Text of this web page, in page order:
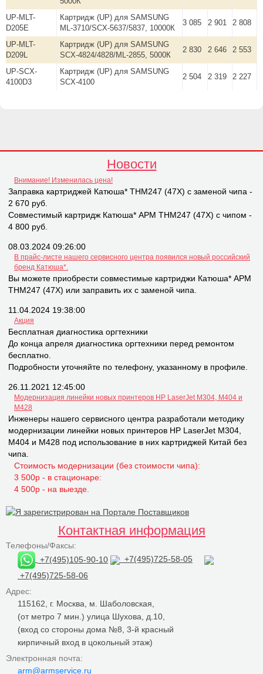
UP-MLT-
D205E
Картридж (UP) для SAMSUNG
ML-3710/SCX-5637/5837, 10000К
3 085 2 901 2 808
UP-MLT-
D209L
Картридж (UP) для SAMSUNG
SCX-4824/4828/ML-2855, 5000К
2 830 2 646 2 553
UP-SCX-
4100D3
Картридж (UP) для SAMSUNG
SCX-4100
2 504 2 319 2 227
Новости
Внимание! Изменилась цена!
Заправка картриджей Катюша* THM247 (47X) с заменой чипа -
2 670 руб.
Совместимый картридж Катюша* APM THM247 (47X) с чипом -
4 800 руб.
08.03.2024 09:26:00
В прайс-листе нашего сервисного центра появился новый российский
бренд Катюша*.
Вы можете приобрести совместимые картриджи Катюша* APM
THM247 (47X) или заправить их с заменой чипа.
11.04.2024 19:38:00
Акция
Бесплатная диагностика оргтехники
До конца апреля диагностика оргтехники перед ремонтом
бесплатно.
Подробности уточняйте по телефону, указанному в профиле.
26.11.2021 12:45:00
Модернизация линейки новых принтеров НР LaserJet M304, M404 и
M428
Инженеры нашего сервисного центра разработали методику
модернизации линейки новых принтеров НР LaserJet M304,
M404 и M428 под использование в них картриджей Китай без
чипа.
Стоимость модернизации (без стоимости чипа):
3 500р - в стационаре:
4 500р - на выезде.
Контактная информация
Телефоны/Факсы:
+7(495)105-90-10
+7(495)725-58-05
+7(495)725-58-06
Адрес:
115162, г. Москва, м. Шаболовская,
(от метро 7 мин.) улица Шухова, д.10,
(вход со стороны дома №8, 3-й красный
кирпичный вход в цокольный этаж)
Электронная почта:
arm@armservice.ru